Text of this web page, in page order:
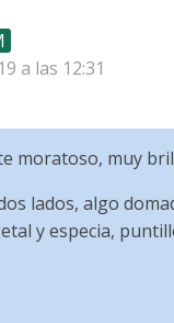
a las 12:31
moratoso, muy
lados, algo
y especia,